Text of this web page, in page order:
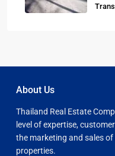
About Us
Thailand Real Estate
level of expertise,
the marketing and sales
properties.